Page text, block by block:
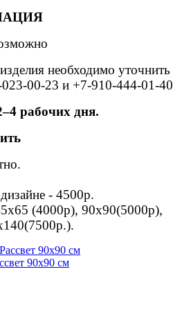
необходимо уточнить
00-23 и +7-910-444-01-40
рабочих дня.
- 4500р.
(4000р), 90х90(5000р),
90х90 см